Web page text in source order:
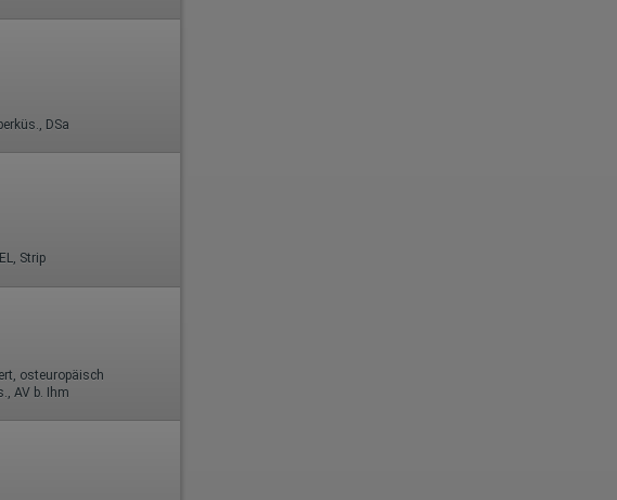
DSa
Strip
osteuropäisch
AV b. Ihm